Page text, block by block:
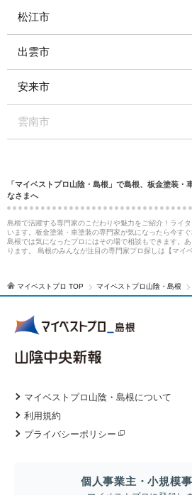
松江市
出雲市
安来市
雲南市
「マイベストプロ山陰・島根」で島根、板金塗装・
なさまへ
島根で活躍する専門家のこだわりや魅力をご紹介！ライ
います。板金塗装・車塗装の専門家が気になったら今す
島根では気になったプロにはその場で相談もできます。
ります。 島根のみんなが注目の専門家プロ探しは【マイ
マイベストプロ TOP マイベストプロ山陰・島根
マイベストプロ山陰・島根について
利用規約
プライバシーポリシー
個人事業主・小規模